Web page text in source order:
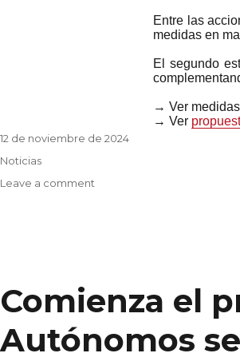
Entre las
medidas en
El segundo
→ Ver
→ Ver
Posted
12 de noviembre de 2024
Categories
Noticias
Leave a comment
daños
causados
por
la
Comienza el
Autónomos